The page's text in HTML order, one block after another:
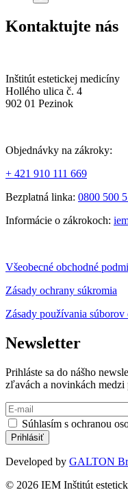
Kontaktujte nás
Inštitút estetickej medicíny
Hollého ulica č. 4
902 01 Pezinok
Objednávky na zákroky:
+ 421 910 111 669
Bezplatná linka: 0800 500
Informácie o zákrokoch:
Všeobecné obchodné
Zásady ochrany súkromia
Zásady používania súborov
Newsletter
Prihláste sa do nášho
zľavách a novinkách medzi
Súhlasím s ochranou
Developed by GALTON
© 2026 IEM Inštitút